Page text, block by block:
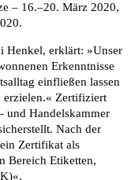
– 16.–20. März 2020,
Henkel, erklärt: »Unser
Erkenntnisse
einfließen lassen
erzielen.« Zertifiziert
und Handelskammer
Nach der
Zertifikat als
Bereich Etiketten,